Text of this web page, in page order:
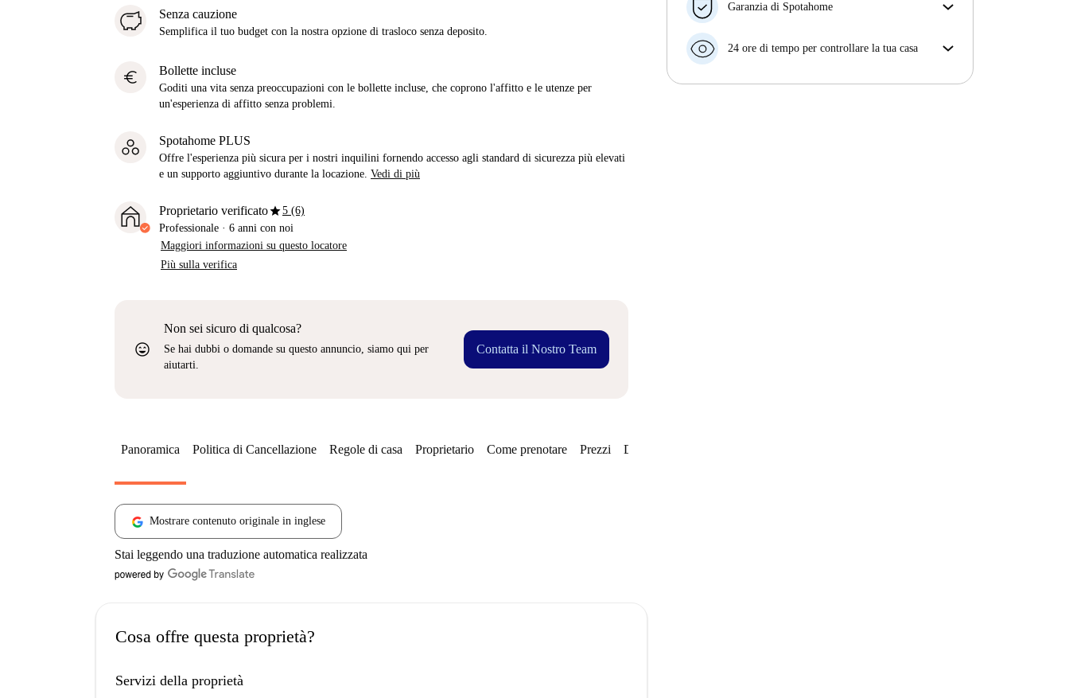
Senza cauzione
Semplifica il tuo budget con la nostra opzione di trasloco senza deposito.
euro Bollette incluse
Goditi una vita senza preoccupazioni con le bollette incluse, che coprono l'affitto e le utenze per
un'esperienza di affitto senza problemi.
Spotahome PLUS
Offre l'esperienza più sicura per i nostri inquilini fornendo accesso agli standard di sicurezza più elevati
e un supporto aggiuntivo durante la locazione. Vedi di più
Proprietario verificatostar5 (6)
Professionale · 6 anni con noi
Maggiori informazioni su questo locatore
Più sulla verifica
sentiment_very_satisfied
Non sei sicuro di qualcosa?
Se hai dubbi o domande su questo annuncio, siamo qui per
aiutarti.
Contatta il Nostro Team
Garanzia di Spotahome
con breve preavviso, noi A) ti pagheremo un hotel e
B) ti rimborseremo totalmente
24 ore di tempo per controllare la tua casa
Panoramica Politica di Cancellazione Regole di casa Proprietario Come prenotare Prezzi Disponibilità
Mostrare contenuto originale in inglese
Stai leggendo una traduzione automatica realizzata
Cosa offre questa proprietà?
Servizi della proprietà